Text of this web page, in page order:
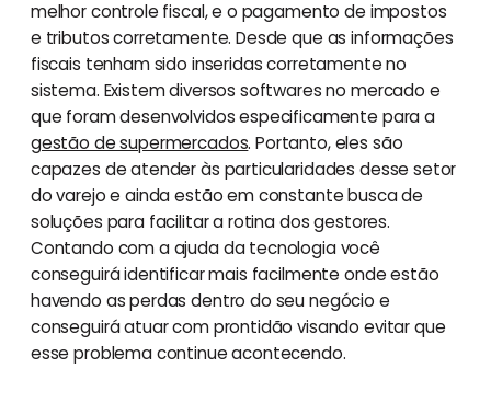
melhor controle fiscal, e o pagamento de impostos
e tributos corretamente. Desde que as informações
fiscais tenham sido inseridas corretamente no
sistema. Existem diversos softwares no mercado e
que foram desenvolvidos especificamente para a
gestão de supermercados. Portanto, eles são
capazes de atender às particularidades desse setor
do varejo e ainda estão em constante busca de
soluções para facilitar a rotina dos gestores.
Contando com a ajuda da tecnologia você
conseguirá identificar mais facilmente onde estão
havendo as perdas dentro do seu negócio e
conseguirá atuar com prontidão visando evitar que
esse problema continue acontecendo.